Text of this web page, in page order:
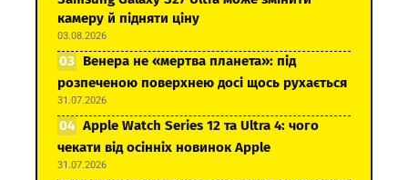
камеру й підняти ціну
03.08.2026
Венера не «мертва планета»: під
розпеченою поверхнею досі щось рухається
31.07.2026
Apple Watch Series 12 та Ultra 4: чого
чекати від осінніх новинок Apple
31.07.2026